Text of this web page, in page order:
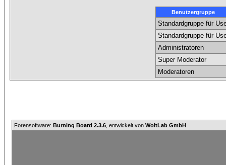
Benutzergruppe
Standardgruppe für
Standardgruppe für
Administratoren
Super Moderator
Moderatoren
Forensoftware: Burning Board 2.3.6 , entwickelt von WoltLab GmbH